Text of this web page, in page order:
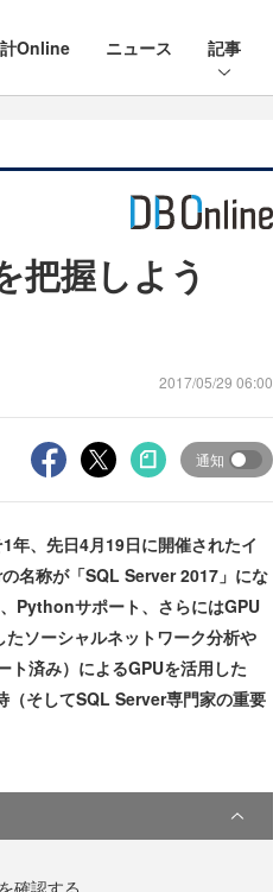
Online ニュース 記事
把握しよう
2017/05/29 06:00
通知
、先日4月19日に開催されたイ
名称が「SQL Server 2017」にな
Pythonサポート、さらにはGPU
ソーシャルネットワーク分析や
済み）によるGPUを活用した
そしてSQL Server専門家の重要
確認する